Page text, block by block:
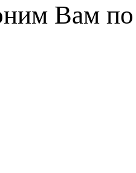
Вам по